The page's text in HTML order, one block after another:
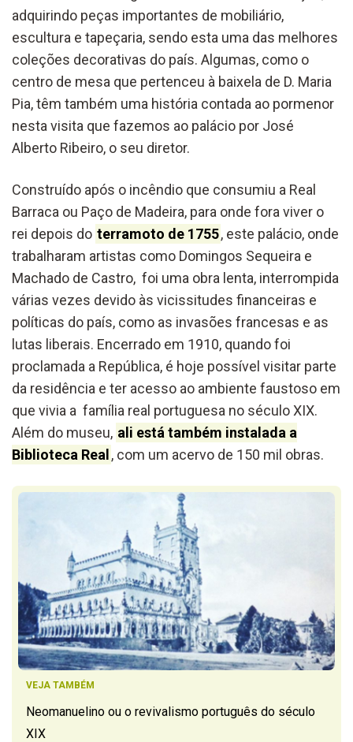
adquirindo peças importantes de mobiliário,
escultura e tapeçaria, sendo esta uma das melhores
coleções decorativas do país. Algumas, como o
centro de mesa que pertenceu à baixela de D. Maria
Pia, têm também uma história contada ao pormenor
nesta visita que fazemos ao palácio por José
Alberto Ribeiro, o seu diretor.
Construído após o incêndio que consumiu a Real
Barraca ou Paço de Madeira, para onde fora viver o
rei depois do terramoto de 1755, este palácio, onde
trabalharam artistas como Domingos Sequeira e
Machado de Castro, foi uma obra lenta, interrompida
várias vezes devido às vicissitudes financeiras e
políticas do país, como as invasões francesas e as
lutas liberais. Encerrado em 1910, quando foi
proclamada a República, é hoje possível visitar parte
da residência e ter acesso ao ambiente faustoso em
que vivia a família real portuguesa no século XIX.
Além do museu, ali está também instalada a
Biblioteca Real, com um acervo de 150 mil obras.
VEJA TAMBÉM
Neomanuelino ou o revivalismo português do século
XIX